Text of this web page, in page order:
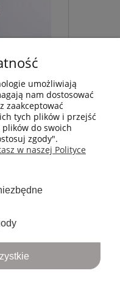
strony
umożliwiają
nam dostosować
zaakceptować
tych plików i przejść
do swoich
zgody".
w naszej Polityce